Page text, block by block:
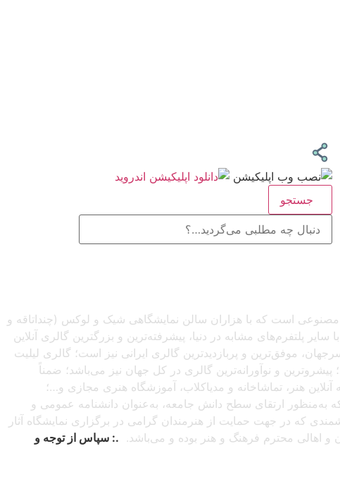
جستجو
مصنوعی است که با هزاران سالن نمایشگاهی شیک و لوکس (چنداتاقه و
پلتفرم‌های مشابه در دنیا، پیشرفته‌ترین و بزرگترین گالری آنلاین
از سراسرجهان، موفق‌ترین و پربازدیدترین گالری ایرانی نیز است؛ گالری لیلیت
و نوآورانه‌ترین گالری در کل جهان نیز می‌باشد؛ ضمناً
هنر، تماشاخانه و مدیاکلاب، آموزشگاه هنری مجازی و…؛
به‌منظور ارتقای سطح دانش جامعه، به‌عنوان دانشنامه عمومی و
که در جهت حمایت از هنرمندان گرامی در برگزاری نمایشگاه آثار
و اهالی محترم فرهنگ و هنر بوده و می‌باشد. .: سپاس از توجه و